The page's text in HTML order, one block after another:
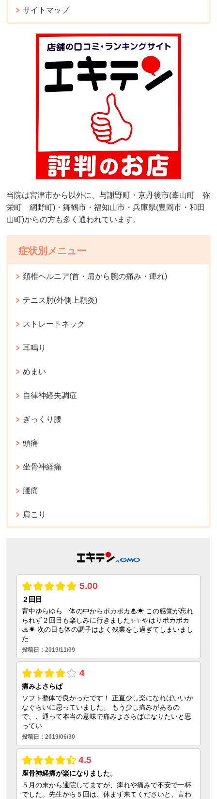
サイトマップ
当院は宮津市から以外に、与謝野町・京丹後市(峯山町 弥
栄町 網野町)・舞鶴市・福知山市・兵庫県(豊岡市・和田
山町)からの方も多く通われています。
症状別メニュー
頚椎ヘルニア(首・肩から腕の痛み・痺れ)
テニス肘(外側上顆炎)
ストレートネック
耳鳴り
めまい
自律神経失調症
ぎっくり腰
頭痛
坐骨神経痛
腰痛
肩こり